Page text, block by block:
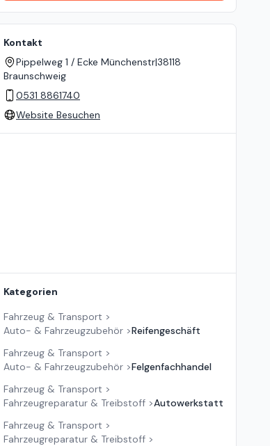
Kontakt
Pippelweg 1 / Ecke Münchenstr|38118
Braunschweig
0531 8861740
Website Besuchen
Kategorien
Fahrzeug & Transport >
Auto- & Fahrzeugzubehör >Reifengeschäft
Fahrzeug & Transport >
Auto- & Fahrzeugzubehör >Felgenfachhandel
Fahrzeug & Transport >
Fahrzeugreparatur & Treibstoff >Autowerkstatt
Fahrzeug & Transport >
Fahrzeugreparatur & Treibstoff >